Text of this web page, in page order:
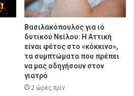
Βασιλακόπουλος για ιό
δυτικού Νείλου: Η Αττική
είναι φέτος στο «κόκκινο»,
τα συμπτώματα που πρέπει
να μας οδηγήσουν στον
γιατρό
2 ώρες πρίν